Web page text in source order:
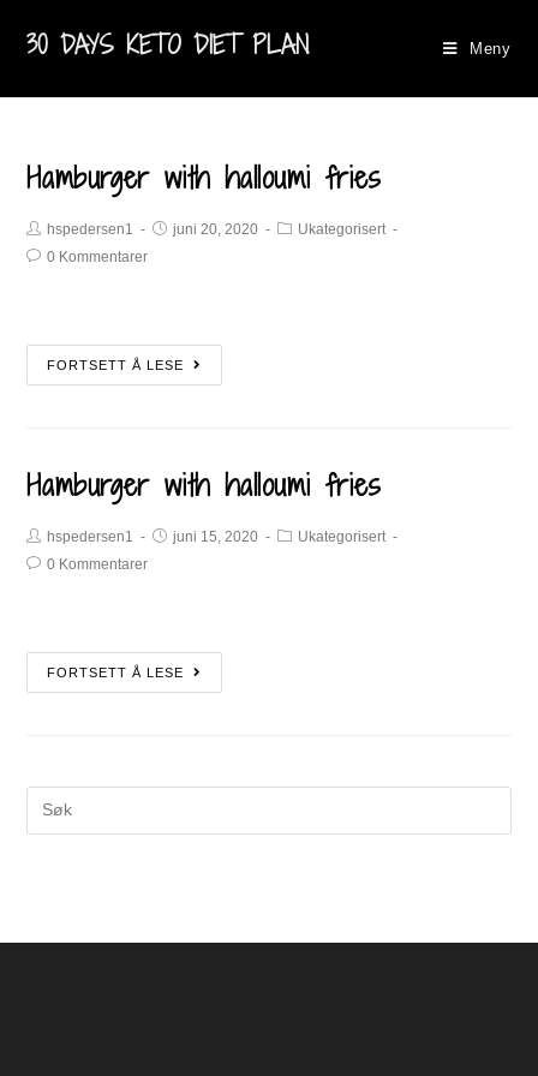
30 DAYS KETO DIET PLAN Meny
Hamburger with halloumi fries
hspedersen1 juni 20, 2020
Ukategorisert
0 Kommentarer
FORTSETT Å LESE
Hamburger with halloumi fries
hspedersen1 juni 15, 2020
Ukategorisert
0 Kommentarer
FORTSETT Å LESE